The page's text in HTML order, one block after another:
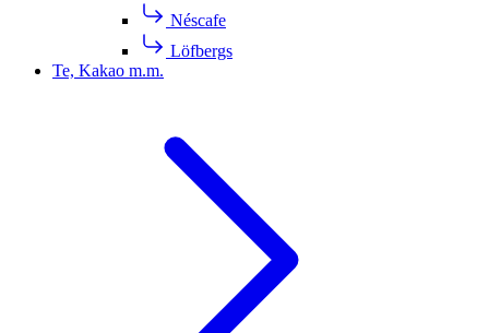
Néscafe
Löfbergs
Te, Kakao m.m.